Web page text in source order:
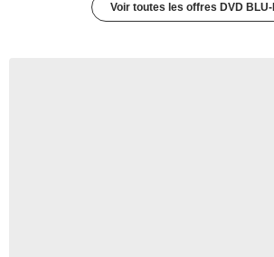
Voir toutes les offres DVD BLU-